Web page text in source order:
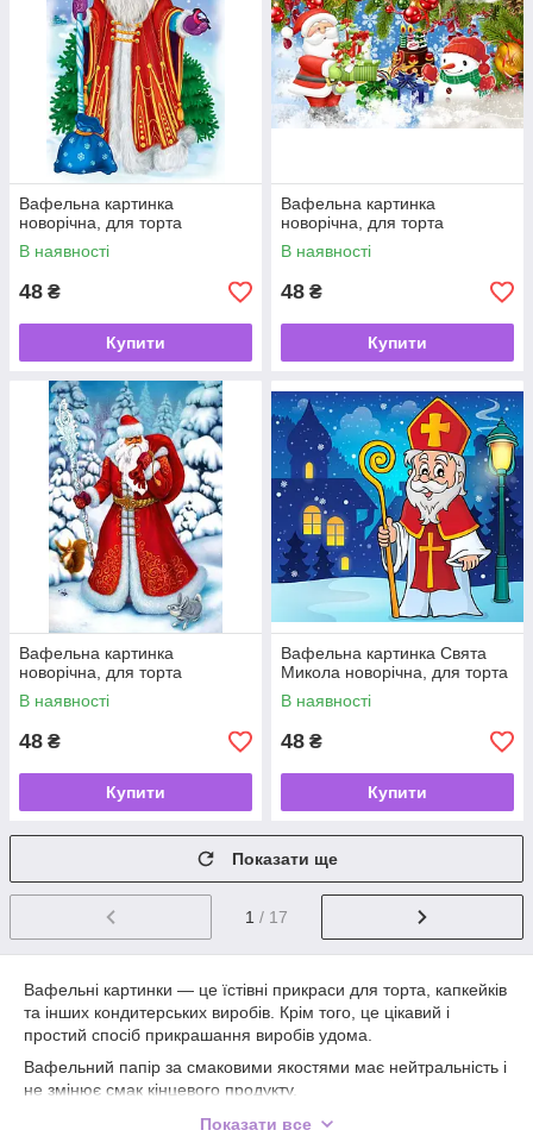
Вафельна картинка
новорічна, для торта
В наявності
48 ₴
Купити
Вафельна картинка
новорічна, для торта
В наявності
48 ₴
Купити
Вафельна картинка
новорічна, для торта
В наявності
48 ₴
Купити
Вафельна картинка Свята
Микола новорічна, для торта
В наявності
48 ₴
Купити
Показати ще
1 / 17
Вафельні картинки — це їстівні прикраси для торта, капкейків
та інших кондитерських виробів. Крім того, це цікавий і
простий спосіб прикрашання виробів удома.
Вафельний папір за смаковими якостями має нейтральність і
не змінює смак кінцевого продукту.
Для друку ми використовуємо барвники та ПЛОТНУ
Показати все